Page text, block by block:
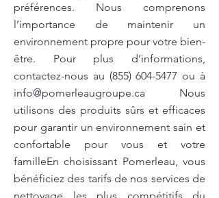
préférences. Nous comprenons
l’importance de maintenir un
environnement propre pour votre bien-
être. Pour plus d’informations,
contactez-nous au (855) 604-5477 ou à
info@pomerleaugroupe.ca Nous
utilisons des produits sûrs et efficaces
pour garantir un environnement sain et
confortable pour vous et votre
familleEn choisissant Pomerleau, vous
bénéficiez des tarifs de nos services de